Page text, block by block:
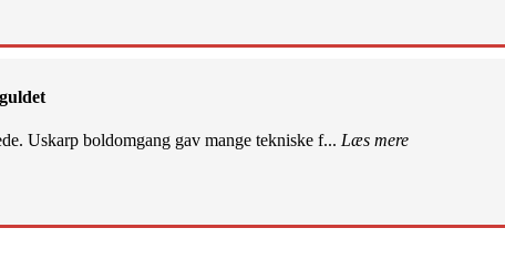
Uskarp boldomgang gav mange tekniske f... Læs mere